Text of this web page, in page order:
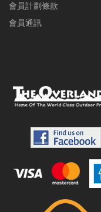
會員計劃條款
會員通訊